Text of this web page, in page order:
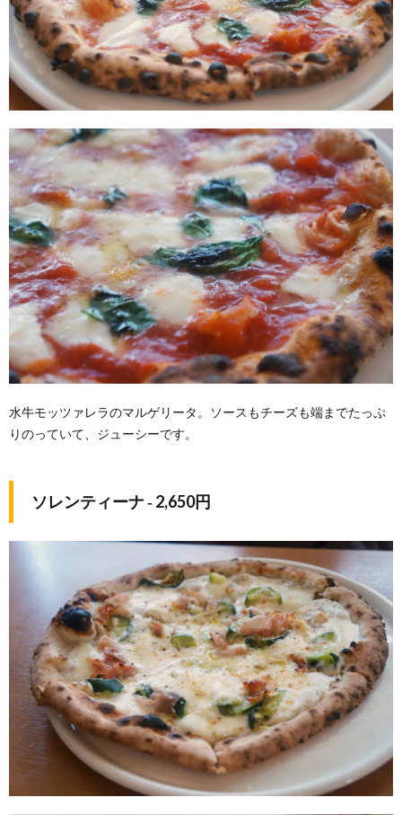
水牛モッツァレラのマルゲリータ。ソースもチーズも端までたっぷ
りのっていて、ジューシーです。
ソレンティーナ ‐ 2,650円